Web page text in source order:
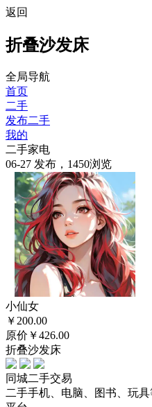
返回
折叠沙发床
全局导航
首页
二手
发布二手
我的
二手家电
06-27 发布，1450浏览
小仙女
￥ 200.00
原价￥426.00
折叠沙发床
同城二手交易
二手手机、电脑、图书、玩